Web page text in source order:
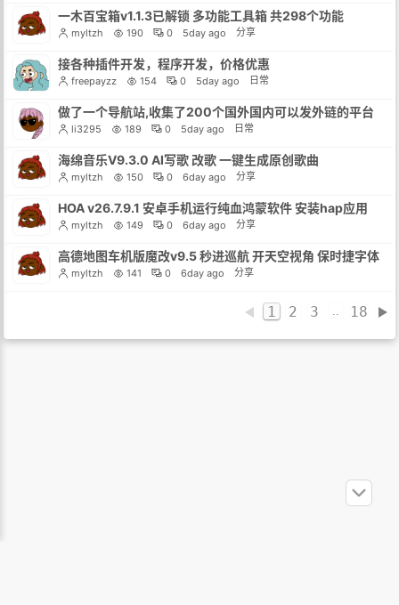
一木百宝箱v1.1.3已解锁 多功能工具箱 共298个功能
myltzh 190 0 5day ago 分享
接各种插件开发，程序开发，价格优惠
freepayzz 154 0 5day ago 日常
做了一个导航站,收集了200个国外国内可以发外链的平台
li3295 189 0 5day ago 日常
海绵音乐V9.3.0 AI写歌 改歌 一键生成原创歌曲
myltzh 150 0 6day ago 分享
HOA v26.7.9.1 安卓手机运行纯血鸿蒙软件 安装hap应用
myltzh 149 0 6day ago 分享
高德地图车机版魔改v9.5 秒进巡航 开天空视角 保时捷字体
myltzh 141 0 6day ago 分享
1 2 3 .. 18